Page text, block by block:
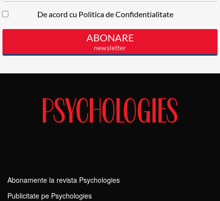
Abonamente la revista Psychologies
Publicitate pe Psychologies